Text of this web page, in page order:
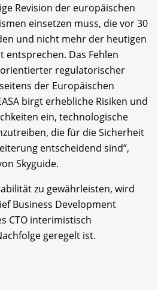
Revision der europäischen
einsetzen muss, die vor 30
und nicht mehr der heutigen
entsprechen. Das Fehlen
regulatorischer
der Europäischen
birgt erhebliche Risiken und
ein, technologische
die für die Sicherheit
entscheidend sind”,
Skyguide.
zu gewährleisten, wird
Business Development
CTO interimistisch
geregelt ist.